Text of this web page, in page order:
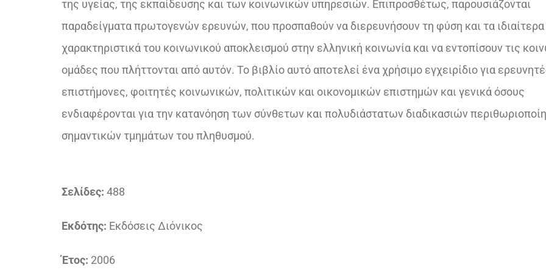
της υγείας, της εκπαίδευσης και των κοινωνικών υπηρεσιών. Επιπροσθέτως, παρουσιάζονται
παραδείγματα πρωτογενών ερευνών, που προσπαθούν να διερευνήσουν τη φύση και τα ιδιαίτερα
χαρακτηριστικά του κοινωνικού αποκλεισμού στην ελληνική κοινωνία και να εντοπίσουν τις
ομάδες που πλήττονται από αυτόν. Το βιβλίο αυτό αποτελεί ένα χρήσιμο εγχειρίδιο για
επιστήμονες, φοιτητές κοινωνικών, πολιτικών και οικονομικών επιστημών και γενικά όσους
ενδιαφέρονται για την κατανόηση των σύνθετων και πολυδιάστατων διαδικασιών
σημαντικών τμημάτων του πληθυσμού.
Σελίδες: 488
Εκδότης: Εκδόσεις Διόνικος
Έτος: 2006